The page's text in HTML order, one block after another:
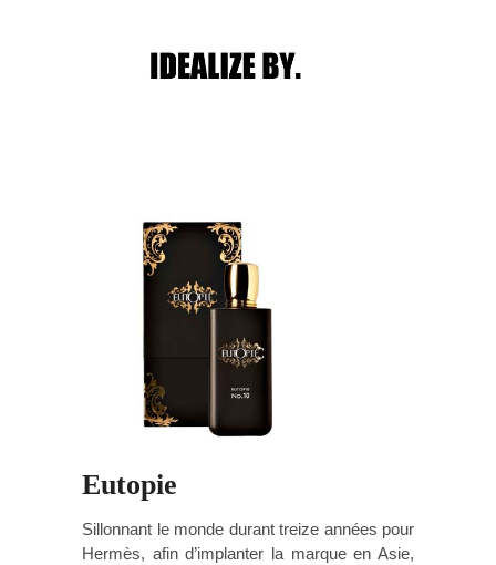
Eutopie
Sillonnant le monde durant treize années pour
Hermès, afin d’implanter la marque en Asie,